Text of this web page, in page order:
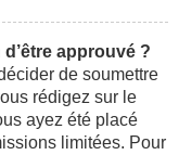
approuvé ?
de soumettre
rédigez sur le
ayez été placé
limitées. Pour